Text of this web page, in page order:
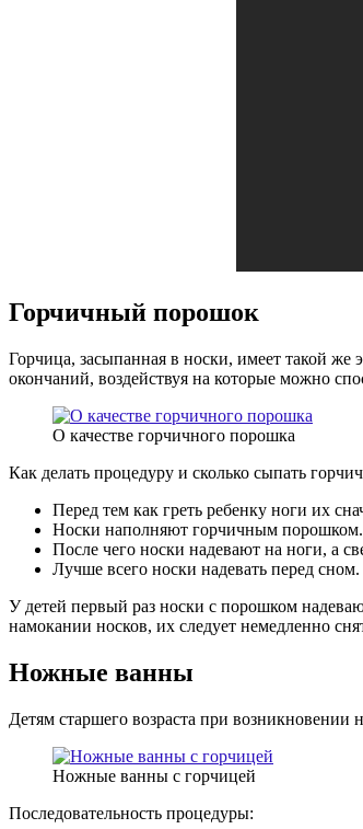
Горчичный порошок
Горчица, засыпанная в носки, имеет такой
окончаний, воздействуя на которые можно
О качестве горчичного порошка
Как делать процедуру и сколько сыпать
Перед тем как греть ребенку ноги их
Носки наполняют горчичным
После чего носки надевают на ноги, а
Лучше всего носки надевать перед
У детей первый раз носки с порошком
намокании носков, их следует немедленно
Ножные ванны
Детям старшего возраста при
Ножные ванны с горчицей
Последовательность процедуры: